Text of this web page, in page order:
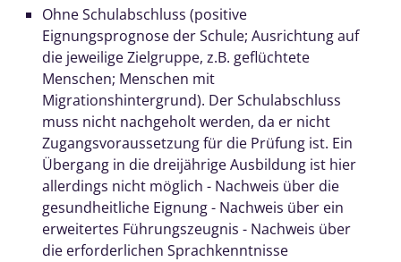
Ohne Schulabschluss (positive
Eignungsprognose der Schule; Ausrichtung auf
die jeweilige Zielgruppe, z.B. geflüchtete
Menschen; Menschen mit
Migrationshintergrund). Der Schulabschluss
muss nicht nachgeholt werden, da er nicht
Zugangsvoraussetzung für die Prüfung ist. Ein
Übergang in die dreijährige Ausbildung ist hier
allerdings nicht möglich - Nachweis über die
gesundheitliche Eignung - Nachweis über ein
erweitertes Führungszeugnis - Nachweis über
die erforderlichen Sprachkenntnisse